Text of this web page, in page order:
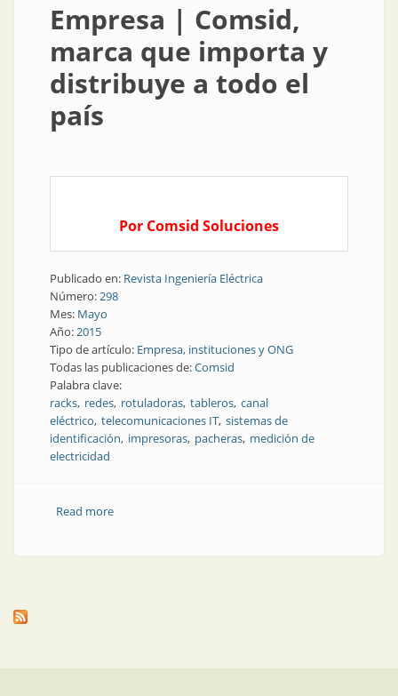
Empresa | Comsid,
marca que importa y
distribuye a todo el
país
Por Comsid Soluciones
Publicado en: Revista Ingeniería Eléctrica
Número:298
Mes: Mayo
Año:2015
Tipo de artículo: Empresa, instituciones y ONG
Todas las publicaciones de:Comsid
Palabra clave:
racks redes rotuladoras tableros canal
eléctrico telecomunicaciones IT sistemas de
identificación impresoras pacheras medición de
electricidad
Read moreabout Empresa | Comsid, marca que importa y